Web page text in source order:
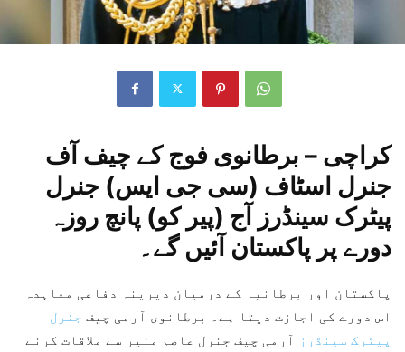
کراچی – برطانوی فوج کے چیف آف
جنرل اسٹاف (سی جی ایس) جنرل
پیٹرک سینڈرز آج (پیر کو) پانچ روزہ
دورے پر پاکستان آئیں گے۔
پاکستان اور برطانیہ کے درمیان دیرینہ دفاعی معاہدہ
اس دورے کی اجازت دیتا ہے۔ برطانوی آرمی چیف جنرل
پیٹرک سینڈرز آرمی چیف جنرل عاصم منیر سے ملاقات کرنے